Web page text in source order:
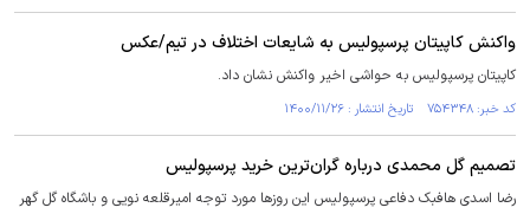
واکنش کاپیتان پرسپولیس به شایعات اختلاف در تیم/عکس
کاپیتان پرسپولیس به حواشی اخیر واکنش نشان داد.
کد خبر: ۷۵۴۳۴۸ تاریخ انتشار : ۱۴۰۰/۱۱/۲۶
تصمیم گل محمدی درباره گران‌ترین خرید پرسپولیس
رضا اسدی هافبک دفاعی پرسپولیس این روزها مورد توجه امیرقلعه نویی و باشگاه گل گهر